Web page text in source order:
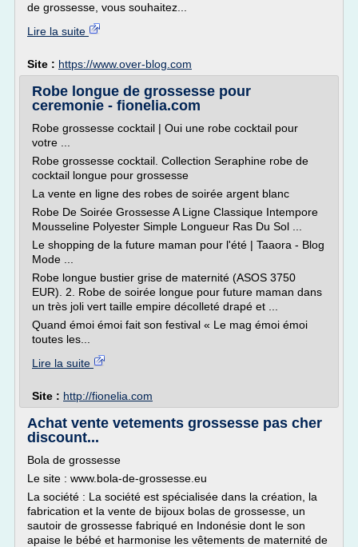
de grossesse, vous souhaitez...
Lire la suite
Site : https://www.over-blog.com
Robe longue de grossesse pour
ceremonie - fionelia.com
Robe grossesse cocktail | Oui une robe cocktail pour
votre ...
Robe grossesse cocktail. Collection Seraphine robe de
cocktail longue pour grossesse
La vente en ligne des robes de soirée argent blanc
Robe De Soirée Grossesse A Ligne Classique Intempore
Mousseline Polyester Simple Longueur Ras Du Sol ...
Le shopping de la future maman pour l'été | Taaora - Blog
Mode ...
Robe longue bustier grise de maternité (ASOS 3750
EUR). 2. Robe de soirée longue pour future maman dans
un très joli vert taille empire décolleté drapé et ...
Quand émoi émoi fait son festival « Le mag émoi émoi
toutes les...
Lire la suite
Site : http://fionelia.com
Achat vente vetements grossesse pas cher
discount...
Bola de grossesse
Le site : www.bola-de-grossesse.eu
La société : La société est spécialisée dans la création, la
fabrication et la vente de bijoux bolas de grossesse, un
sautoir de grossesse fabriqué en Indonésie dont le son
apaise le bébé et harmonise les vêtements de maternité de